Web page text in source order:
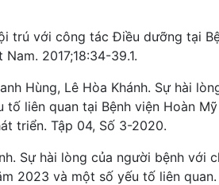
trú với công tác Điều dưỡng tại
2017;18:34-39.1.
Hùng, Lê Hòa Khánh. Sự hài
liên quan tại Bệnh viện Hoàn
triển. Tập 04, Số 3-2020.
Sự hài lòng của người bệnh với
2023 và một số yếu tố liên